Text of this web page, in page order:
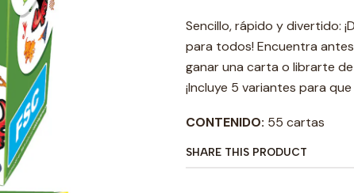
Sencillo, rápido y divertido:
para todos! Encuentra
ganar una carta o librarte de
¡Incluye 5 variantes para
CONTENIDO: 55 cartas
SHARE THIS PRODUCT